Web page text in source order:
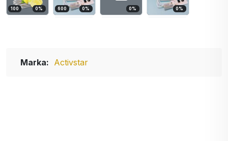
100 0% 600 0% 0% 0%
Marka: Activstar